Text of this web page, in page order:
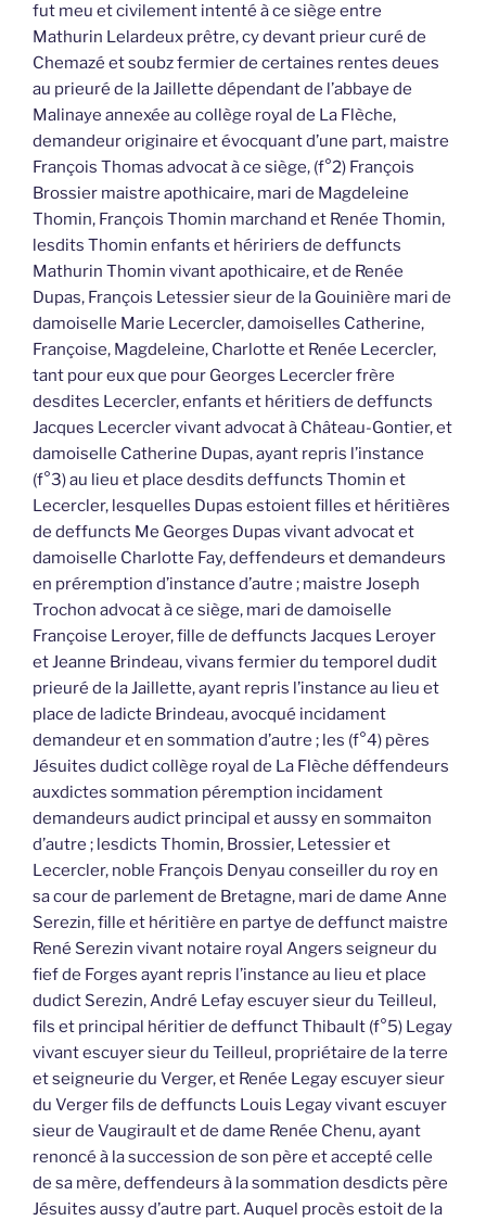
fut meu et civilement intenté à ce siège entre
Mathurin Lelardeux prêtre, cy devant prieur curé de
Chemazé et soubz fermier de certaines rentes deues
au prieuré de la Jaillette dépendant de l’abbaye de
Malinaye annexée au collège royal de La Flèche,
demandeur originaire et évocquant d’une part, maistre
François Thomas advocat à ce siège, (f°2) François
Brossier maistre apothicaire, mari de Magdeleine
Thomin, François Thomin marchand et Renée Thomin,
lesdits Thomin enfants et héririers de deffuncts
Mathurin Thomin vivant apothicaire, et de Renée
Dupas, François Letessier sieur de la Gouinière mari de
damoiselle Marie Lecercler, damoiselles Catherine,
Françoise, Magdeleine, Charlotte et Renée Lecercler,
tant pour eux que pour Georges Lecercler frère
desdites Lecercler, enfants et héritiers de deffuncts
Jacques Lecercler vivant advocat à Château-Gontier, et
damoiselle Catherine Dupas, ayant repris l’instance
(f°3) au lieu et place desdits deffuncts Thomin et
Lecercler, lesquelles Dupas estoient filles et héritières
de deffuncts Me Georges Dupas vivant advocat et
damoiselle Charlotte Fay, deffendeurs et demandeurs
en préremption d’instance d’autre ; maistre Joseph
Trochon advocat à ce siège, mari de damoiselle
Françoise Leroyer, fille de deffuncts Jacques Leroyer
et Jeanne Brindeau, vivans fermier du temporel dudit
prieuré de la Jaillette, ayant repris l’instance au lieu et
place de ladicte Brindeau, avocqué incidament
demandeur et en sommation d’autre ; les (f°4) pères
Jésuites dudict collège royal de La Flèche déffendeurs
auxdictes sommation péremption incidament
demandeurs audict principal et aussy en sommaiton
d’autre ; lesdicts Thomin, Brossier, Letessier et
Lecercler, noble François Denyau conseiller du roy en
sa cour de parlement de Bretagne, mari de dame Anne
Serezin, fille et héritière en partye de deffunct maistre
René Serezin vivant notaire royal Angers seigneur du
fief de Forges ayant repris l’instance au lieu et place
dudict Serezin, André Lefay escuyer sieur du Teilleul,
fils et principal héritier de deffunct Thibault (f°5) Legay
vivant escuyer sieur du Teilleul, propriétaire de la terre
et seigneurie du Verger, et Renée Legay escuyer sieur
du Verger fils de deffuncts Louis Legay vivant escuyer
sieur de Vaugirault et de dame Renée Chenu, ayant
renoncé à la succession de son père et accepté celle
de sa mère, deffendeurs à la sommation desdicts père
Jésuites aussy d’autre part. Auquel procès estoit de la